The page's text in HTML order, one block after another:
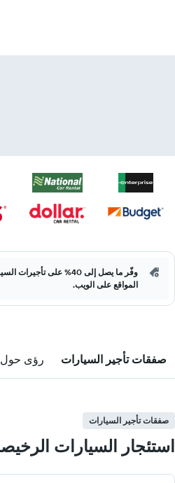
وفّر ما يصل إلى 40% على
المواقع على الويب.
صفقات تأجير السيارات رؤى حول
صفقات تأجير السيارات
استئجار السيارات